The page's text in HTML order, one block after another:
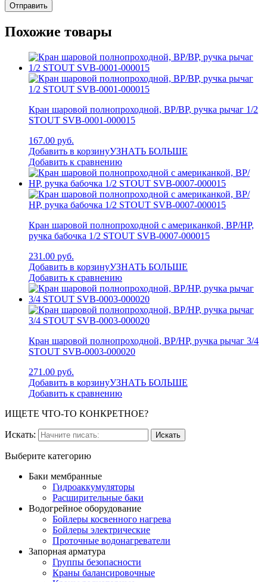
Похожие товары
Кран шаровой полнопроходной, ВР/ВР, ручка рычаг 1/2
STOUT SVB-0001-000015
167.00 руб.
Добавить в корзинуУЗНАТЬ БОЛЬШЕ
Добавить к сравнению
Кран шаровой полнопроходной с американкой, ВР/НР,
ручка бабочка 1/2 STOUT SVB-0007-000015
231.00 руб.
Добавить в корзинуУЗНАТЬ БОЛЬШЕ
Добавить к сравнению
Кран шаровой полнопроходной, ВР/НР, ручка рычаг 3/4
STOUT SVB-0003-000020
271.00 руб.
Добавить в корзинуУЗНАТЬ БОЛЬШЕ
Добавить к сравнению
ИЩЕТЕ ЧТО-ТО КОНКРЕТНОЕ?
Искать:
Выберите категорию
Баки мембранные
Гидроаккумуляторы
Расширительные баки
Водогрейное оборудование
Бойлеры косвенного нагрева
Бойлеры электрические
Проточные водонагреватели
Запорная арматура
Группы безопасности
Краны балансировочные